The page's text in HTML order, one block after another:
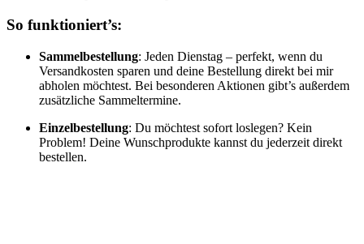
So funktioniert’s:
Sammelbestellung: Jeden Dienstag – perfekt, wenn du
Versandkosten sparen und deine Bestellung direkt bei mir
abholen möchtest. Bei besonderen Aktionen gibt’s außerdem
zusätzliche Sammeltermine.
Einzelbestellung: Du möchtest sofort loslegen? Kein
Problem! Deine Wunschprodukte kannst du jederzeit direkt
bestellen.